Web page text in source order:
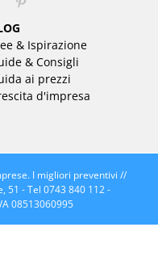
& Ispirazione
& Consigli
ai prezzi
d'impresa
I migliori preventivi //
51 - Tel 0743 840 112 -
08513060995